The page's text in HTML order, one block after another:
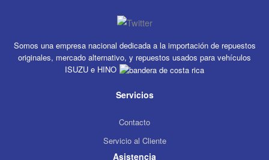
Somos una empresa nacional dedicada a la importación de repuestos
originales, mercado alternativo, y repuestos usados para vehículos
ISUZU e HINO
Servicios
Contacto
Servicio al Cliente
Asistencia